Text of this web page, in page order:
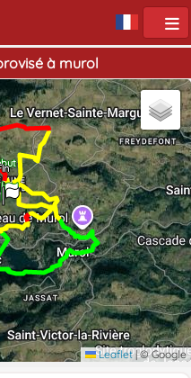
à murol
Leaflet |© Google